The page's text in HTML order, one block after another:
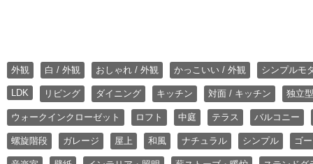
外観 白 / 外観 おしゃれ / 外観 かっこいい / 外観 シンプルモ
LDK リビング ダイニング キッチン 対面 / キッチン 独立
ウォークインクローゼット ロフト 中庭 テラス バルコニー
螺旋階段 ガレージ 屋上 和風 ナチュラル シンプル ゴ